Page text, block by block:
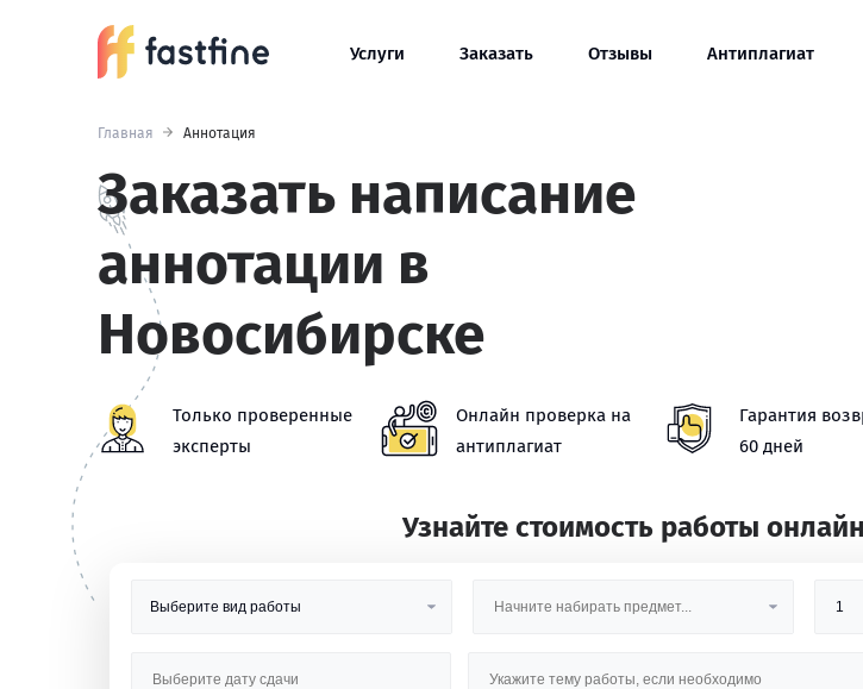
Услуги Заказать Отзывы Антиплагиат
Главная Аннотация
Заказать написание
аннотации в
Новосибирске
Только проверенные
эксперты
Онлайн проверка на
антиплагиат
Гарантия
60 дней
Узнайте стоимость работы онлайн